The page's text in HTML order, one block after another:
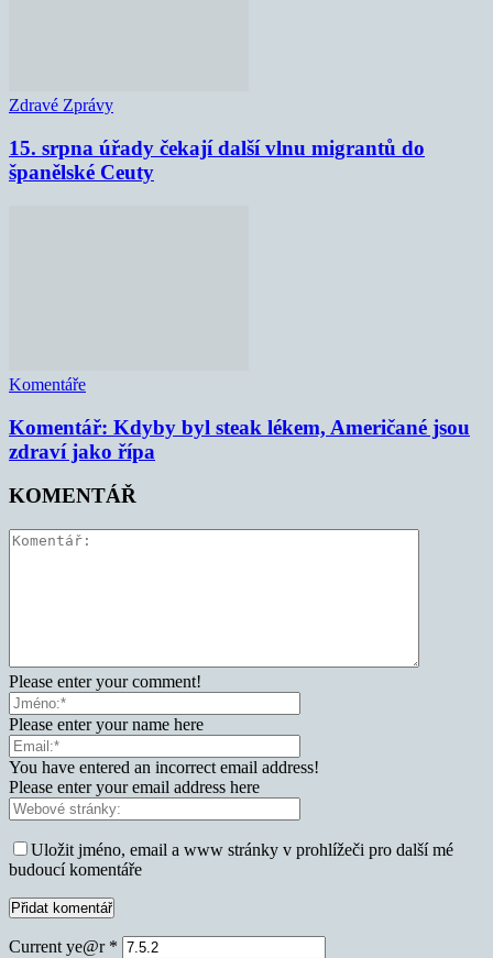
Zdravé Zprávy
15. srpna úřady čekají další vlnu migrantů do
španělské Ceuty
Komentáře
Komentář: Kdyby byl steak lékem, Američané jsou
zdraví jako řípa
KOMENTÁŘ
Please enter your comment!
Please enter your name here
You have entered an incorrect email address!
Please enter your email address here
Uložit jméno, email a www stránky v prohlížeči pro další mé
budoucí komentáře
Current ye@r *